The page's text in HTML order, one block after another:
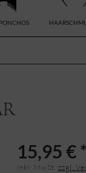
15,95 € *
inkl. MwSt. zzgl.